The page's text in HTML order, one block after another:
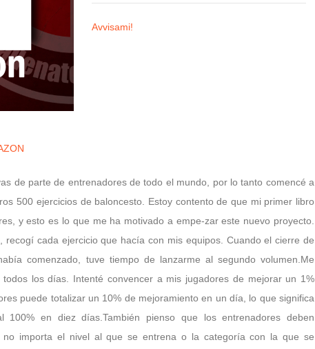
Avvisami!
de parte de entrenadores de todo el mundo, por lo tanto comencé a
500 ejercicios de baloncesto. Estoy contento de que mi primer libro
y esto es lo que me ha motivado a empe-zar este nuevo proyecto.
recogí cada ejercicio que hacía con mis equipos. Cuando el cierre de
comenzado, tuve tiempo de lanzarme al segundo volumen.Me
los días. Intenté convencer a mis jugadores de mejorar un 1%
puede totalizar un 10% de mejoramiento en un día, lo que significa
en diez días.También pienso que los entrenadores deben
no importa el nivel al que se entrena o la categoría con la que se